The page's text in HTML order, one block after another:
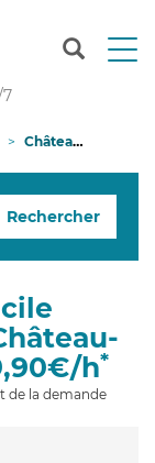
T
n
g
Château-Landon
Rechercher
h*
de la demande